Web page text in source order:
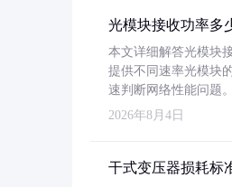
光模块接收功率多
本文详细解答光模块
提供不同速率光模块
速判断网络性能问题。
2026年8月4日
干式变压器损耗标